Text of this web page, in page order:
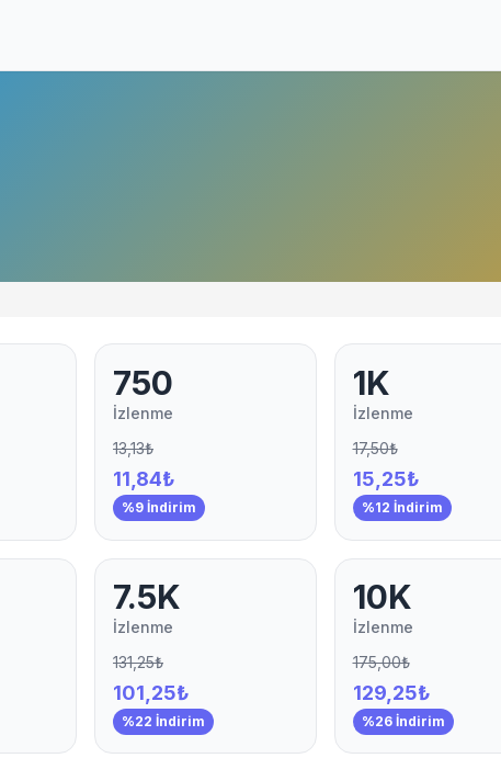
750
İzlenme
13,13₺
11,84₺
%9 İndirim
1K
İzlenme
17,50₺
15,25₺
%12 İndirim
7.5K
İzlenme
131,25₺
101,25₺
%22 İndirim
10K
İzlenme
175,00₺
129,25₺
%26 İndirim